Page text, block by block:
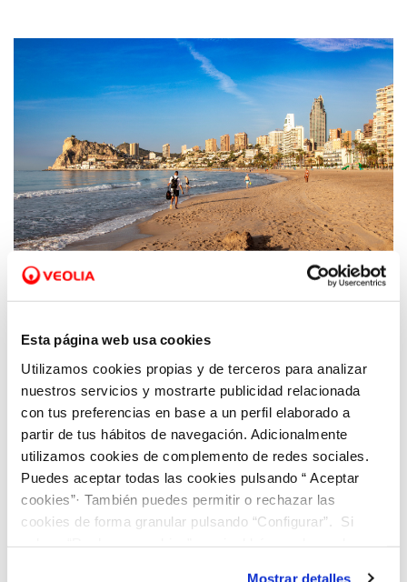
Esta página web usa cookies
Utilizamos cookies propias y de terceros para analizar
nuestros servicios y mostrarte publicidad relacionada
con tus preferencias en base a un perfil elaborado a
partir de tus hábitos de navegación. Adicionalmente
utilizamos cookies de complemento de redes sociales.
Puedes aceptar todas las cookies pulsando “ Aceptar
cookies”· También puedes permitir o rechazar las
cookies de forma granular pulsando “Configurar”. Si
Mostrar detalles
04 MAY 2026
sostenibilidad hídrica sean compatibles
gracias a la gestión inteligente del agua